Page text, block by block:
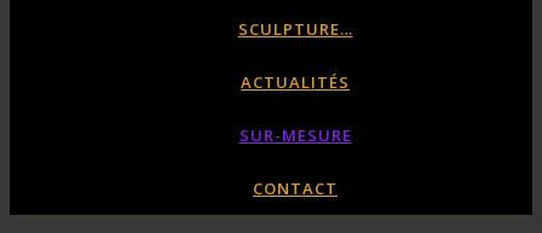
SCULPTURE…
ACTUALITÉS
SUR-MESURE
CONTACT